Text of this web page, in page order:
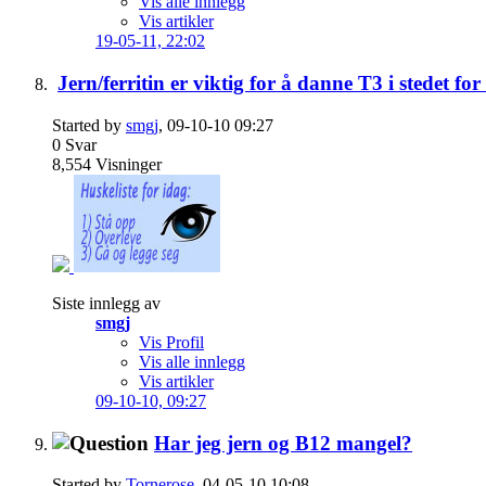
Vis artikler
19-05-11, 22:02
Jern/ferritin er viktig for å danne T3 i stedet
Started by smgj, 09-10-10 09:27
0 Svar
8,554 Visninger
Siste innlegg av
smgj
Vis Profil
Vis alle innlegg
Vis artikler
09-10-10, 09:27
Har jeg jern og B12 mangel?